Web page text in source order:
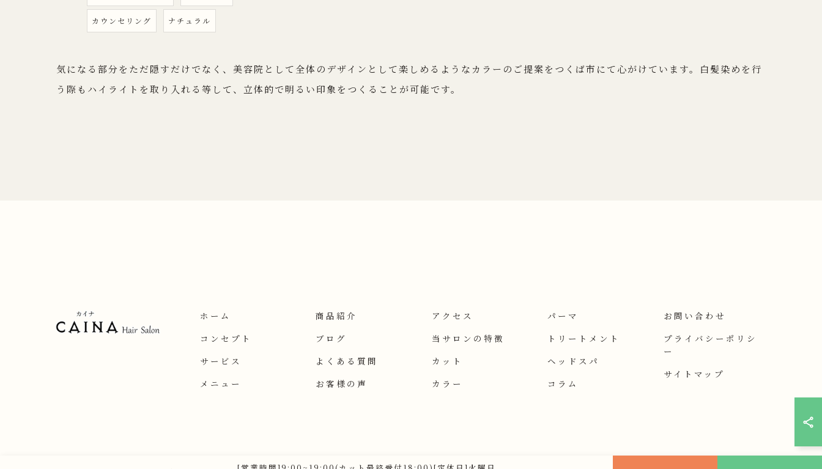
カウンセリング ナチュラル
気になる部分をただ隠すだけでなく、美容院として全体のデザインとして楽しめるようなカラーのご提案をつくば市にて心がけています。白髪染めを行
う際もハイライトを取り入れる等して、立体的で明るい印象をつくることが可能です。
ホーム
コンセプト
サービス
メニュー
商品紹介
ブログ
よくある質問
お客様の声
アクセス
当サロンの特徴
カット
カラー
パーマ
トリートメント
ヘッドスパ
コラム
お問い合わせ
プライバシーポリシ
ー
サイトマップ